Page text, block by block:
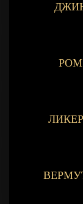
РОМ